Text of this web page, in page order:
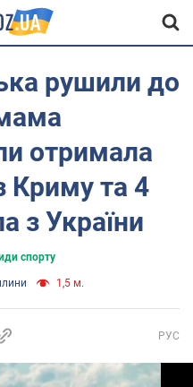
рушили до
отримала
Криму та 4
з України
спорту
1,5 м.
РУС